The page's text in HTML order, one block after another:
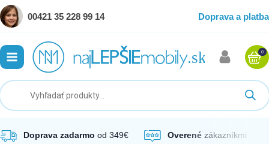
00421 35 228 99 14 Doprava a platba
0
Doprava zadarmo od 349€ Overené zákazníkmi